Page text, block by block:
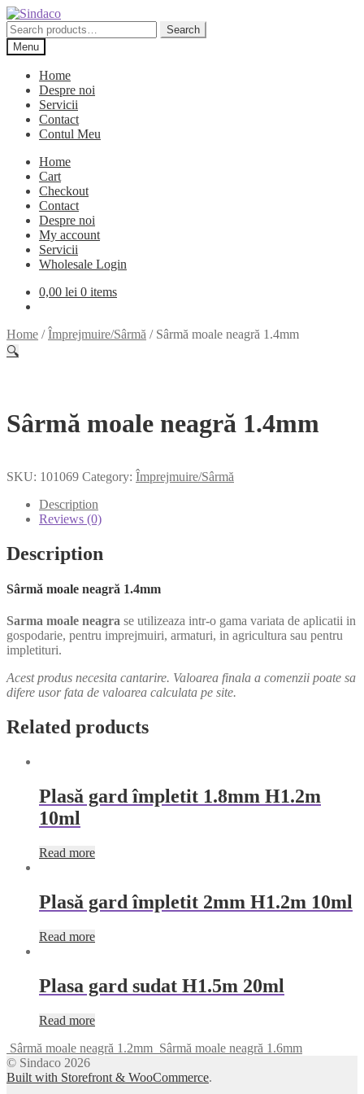
Skip
to
navigation
Skip
to
content
Search
for:
Search
Menu
Home
Despre noi
Servicii
Contact
Contul Meu
Home
Cart
Checkout
Contact
Despre noi
My account
Servicii
Wholesale Login
0,00 lei 0 items
Home /Împrejmuire/Sârmă / Sârmă moale neagră 1.4mm
🔍
Sârmă moale neagră 1.4mm
SKU: 101069 Category: Împrejmuire/Sârmă
Description
Reviews (0)
Description
Sârmă moale neagră 1.4mm
Sarma moale neagra se utilizeaza intr-o gama variata de aplicatii in
gospodarie, pentru imprejmuiri, armaturi, in agricultura sau pentru
impletituri.
Acest produs necesita cantarire. Valoarea finala a comenzii poate sa
difere usor fata de valoarea calculata pe site.
Related products
Plasă gard împletit 1.8mm H1.2m
10ml
Read more
Plasă gard împletit 2mm H1.2m 10ml
Read more
Plasa gard sudat H1.5m 20ml
Read more
Sârmă moale neagră 1.2mm Sârmă moale neagră 1.6mm
© Sindaco 2026
Built with Storefront & WooCommerce.